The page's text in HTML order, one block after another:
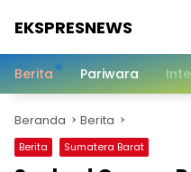
EKSPRESNEWS
Dalam
Berita Pariwara
Beranda Berita
Berita Sumatera Barat